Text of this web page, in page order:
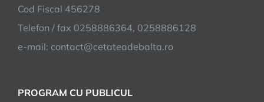
Cod Fiscal 456278
Telefon / fax 0258886364, 0258886128
e-mail: contact@cetateadebalta.ro
PROGRAM CU PUBLICUL